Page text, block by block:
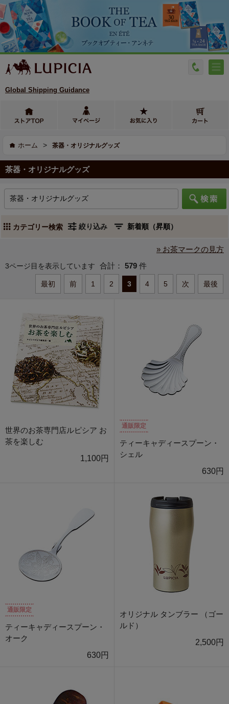
Global Shipping Guidance
ホーム > 茶器・オリジナルグッズ
茶器・オリジナルグッズ
カテゴリー検索 絞り込み
» お茶マークの見方
3ページ目を表示しています 合計： 579 件
最初 前 1 2 3 4 5 次 最後
世界のお茶専門店ルピシア お
茶を楽しむ
1,100円
通販限定
ティーキャディースプーン・
シェル
630円
通販限定
ティーキャディースプーン・
オーク
630円
オリジナル タンブラー （ゴー
ルド）
2,500円